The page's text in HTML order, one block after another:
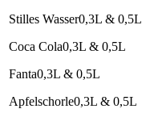
Stilles Wasser0,3L & 0,5L
Coca Cola0,3L & 0,5L
Fanta0,3L & 0,5L
Apfelschorle0,3L & 0,5L